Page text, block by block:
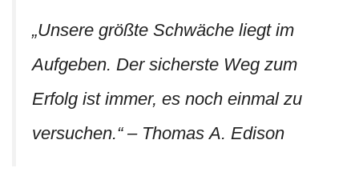
„Unsere größte Schwäche liegt im
Aufgeben. Der sicherste Weg zum
Erfolg ist immer, es noch einmal zu
versuchen.“ – Thomas A. Edison